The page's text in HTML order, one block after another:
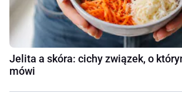
Jelita a skóra: cichy związek, o
mówi